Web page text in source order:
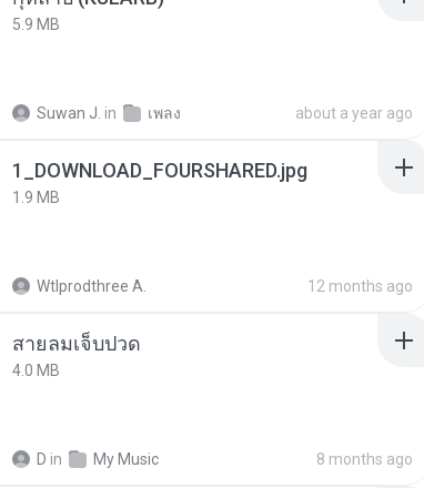
5.9 MB
Suwan J. in เพลง about a year ago
1_DOWNLOAD_FOURSHARED.jpg
1.9 MB
Wtlprodthree A. 12 months ago
สายลมเจ็บปวด
4.0 MB
D in My Music 8 months ago